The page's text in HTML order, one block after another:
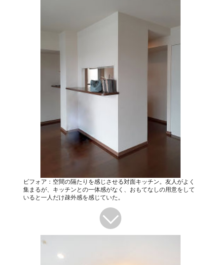
ビフォア：空間の隔たりを感じさせる対面キッチン。友人がよく
集まるが、キッチンとの一体感がなく、おもてなしの用意をして
いると一人だけ疎外感を感じていた。